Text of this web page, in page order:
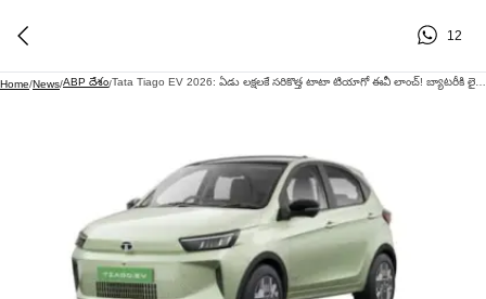
12
Home/News/ABP దేశం/